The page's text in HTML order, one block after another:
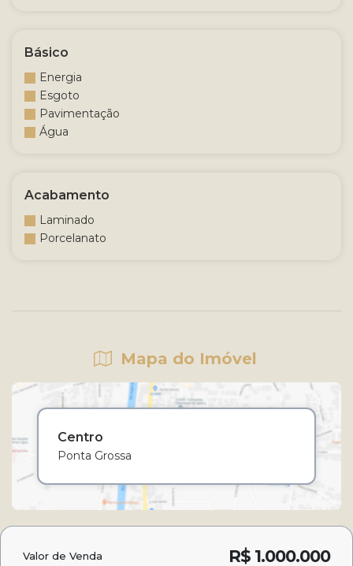
Básico
Energia
Esgoto
Pavimentação
Água
Acabamento
Laminado
Porcelanato
Mapa do Imóvel
Centro
Ponta Grossa
R$ 1.000.000
Valor de Venda